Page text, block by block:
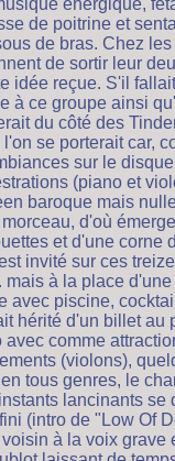
énergique,
de poitrine et
de bras. Chez
de sortir leur
idée reçue. S'il
à ce groupe ainsi
du côté des
se porterait car,
sur le
(piano et
baroque mais
d'où
et d'une corne
invité sur ces
mais à la place
avec piscine,
hérité d'un billet au
avec comme
(violons),
tous genres, le
lancinants se
(intro de "Low Of
à la voix grave